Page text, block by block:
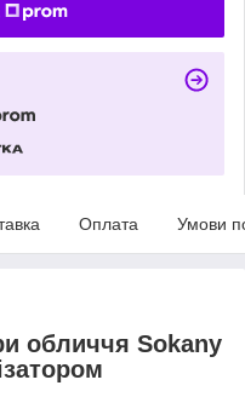
Оплата Умови
обличчя Sokany